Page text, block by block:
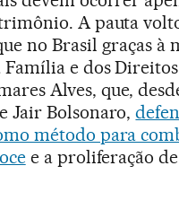
A pauta
no Brasil graças à
e dos Direitos
Alves, que,
Jair Bolsonaro,
método para
e a proliferação de